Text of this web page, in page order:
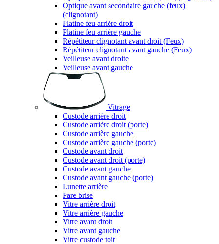
Optique avant secondaire gauche (feux)
(clignotant)
Platine feu arrière droit
Platine feu arrière gauche
Répétiteur clignotant avant droit (Feux)
Répétiteur clignotant avant gauche (Feux)
Veilleuse avant droite
Veilleuse avant gauche
Vitrage
Custode arrière droit
Custode arrière droit (porte)
Custode arrière gauche
Custode arrière gauche (porte)
Custode avant droit
Custode avant droit (porte)
Custode avant gauche
Custode avant gauche (porte)
Lunette arrière
Pare brise
Vitre arrière droit
Vitre arrière gauche
Vitre avant droit
Vitre avant gauche
Vitre custode toit